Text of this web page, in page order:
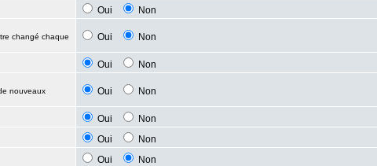
Oui
Non
changé chaque
Oui Non
Oui
Non
nouveaux
Oui Non
Oui
Non
Oui
Non
Oui
Non